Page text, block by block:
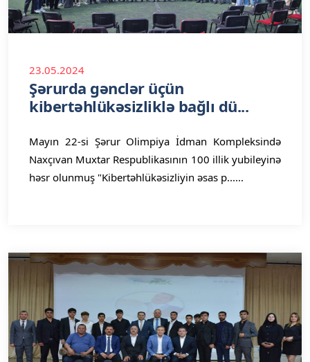
23.05.2024
Şərurda gənclər üçün
kibertəhlükəsizliklə bağlı dü...
Mayın 22-si Şərur Olimpiya İdman Kompleksində
Naxçıvan Muxtar Respublikasının 100 illik yubileyinə
həsr olunmuş "Kibertəhlükəsizliyin əsas p......